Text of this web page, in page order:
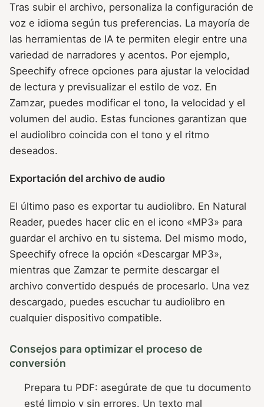
Tras subir el archivo, personaliza la configuración de
voz e idioma según tus preferencias. La mayoría de
las herramientas de IA te permiten elegir entre una
variedad de narradores y acentos. Por ejemplo,
Speechify ofrece opciones para ajustar la velocidad
de lectura y previsualizar el estilo de voz. En
Zamzar, puedes modificar el tono, la velocidad y el
volumen del audio. Estas funciones garantizan que
el audiolibro coincida con el tono y el ritmo
deseados.
Exportación del archivo de audio
El último paso es exportar tu audiolibro. En Natural
Reader, puedes hacer clic en el icono «MP3» para
guardar el archivo en tu sistema. Del mismo modo,
Speechify ofrece la opción «Descargar MP3»,
mientras que Zamzar te permite descargar el
archivo convertido después de procesarlo. Una vez
descargado, puedes escuchar tu audiolibro en
cualquier dispositivo compatible.
Consejos para optimizar el proceso de
conversión
Prepara tu PDF: asegúrate de que tu documento
esté limpio y sin errores. Un texto mal